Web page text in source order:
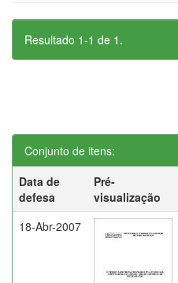
Resultado 1-1 de 1.
Conjunto de itens:
Data de
defesa
Pré-
visualização
18-Abr-2007